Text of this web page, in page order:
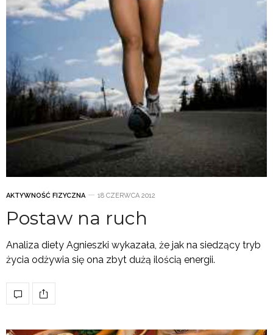
AKTYWNOŚĆ FIZYCZNA 18 CZERWCA 2012
Postaw na ruch
Analiza diety Agnieszki wykazała, że jak na siedzący tryb
życia odżywia się ona zbyt dużą ilością energii.